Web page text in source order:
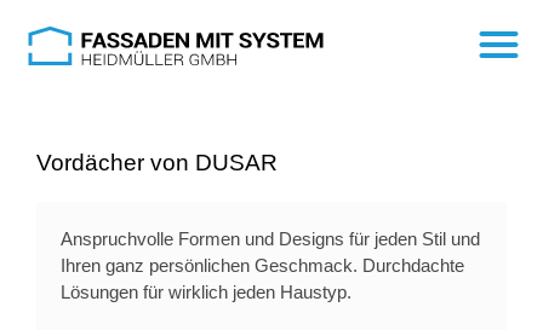
Vordächer von DUSAR
Anspruchvolle Formen und Designs für jeden Stil und
Ihren ganz persönlichen Geschmack. Durchdachte
Lösungen für wirklich jeden Haustyp.